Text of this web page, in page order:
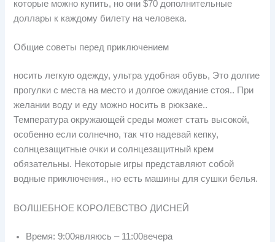
которые можно купить, но они $70 дополнительные
доллары к каждому билету на человека.
Общие советы перед приключением
носить легкую одежду, ультра удобная обувь, Это долгие
прогулки с места на место и долгое ожидание стоя.. При
желании воду и еду можно носить в рюкзаке..
Температура окружающей среды может стать высокой,
особенно если солнечно, так что надевай кепку,
солнцезащитные очки и солнцезащитный крем
обязательны. Некоторые игры представляют собой
водные приключения., но есть машины для сушки белья.
ВОЛШЕБНОЕ КОРОЛЕВСТВО ДИСНЕЙ
Время: 9:00являюсь – 11:00вечера